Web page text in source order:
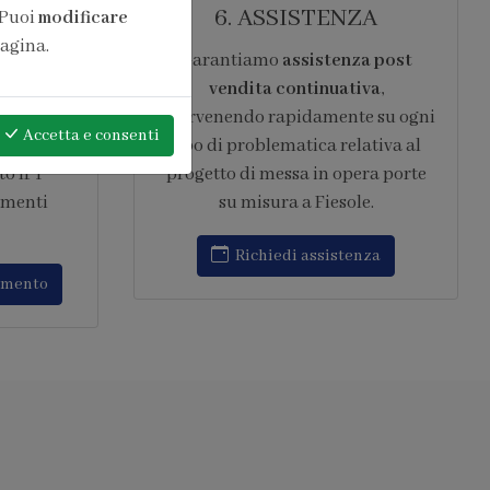
di
del
in opera
IFT
6. ASSISTENZA
Garantiamo assistenza post
vendita continuativa,
intervenendo rapidamente su ogni
tipo di problematica relativa al
progetto di messa in opera porte
su misura a Fiesole.
Richiedi assistenza
modificare
Accettae consenti